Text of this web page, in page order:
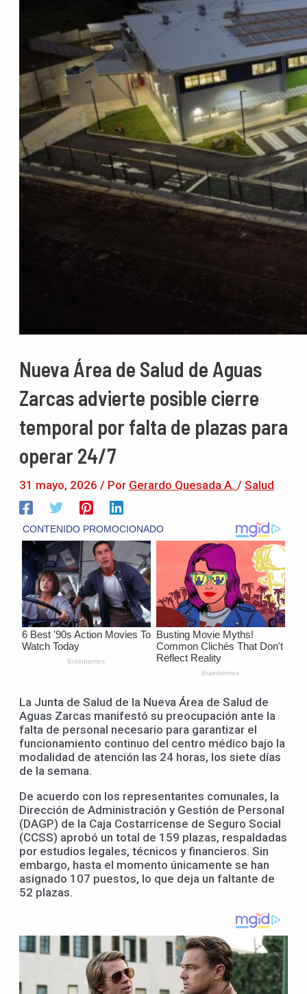
Nueva Área de Salud de Aguas
Zarcas advierte posible cierre
temporal por falta de plazas para
operar 24/7
31 mayo, 2026 / Por Gerardo Quesada A. / Salud
La Junta de Salud de la Nueva Área de Salud de
Aguas Zarcas manifestó su preocupación ante la
falta de personal necesario para garantizar el
funcionamiento continuo del centro médico bajo la
modalidad de atención las 24 horas, los siete días
de la semana.
De acuerdo con los representantes comunales, la
Dirección de Administración y Gestión de Personal
(DAGP) de la Caja Costarricense de Seguro Social
(CCSS) aprobó un total de 159 plazas, respaldadas
por estudios legales, técnicos y financieros. Sin
embargo, hasta el momento únicamente se han
asignado 107 puestos, lo que deja un faltante de
52 plazas.